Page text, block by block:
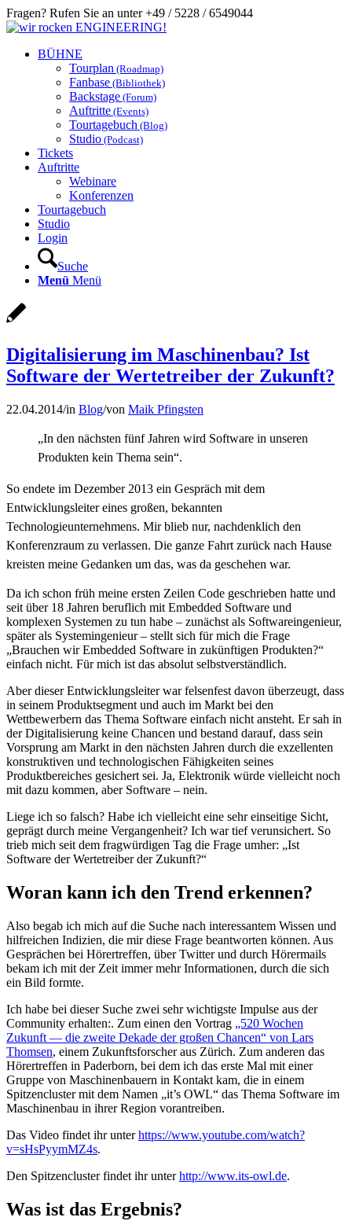
Fragen? Rufen Sie an unter +49 / 5228 / 6549044
BÜHNE
Tourplan (Roadmap)
Fanbase (Bibliothek)
Backstage (Forum)
Auftritte (Events)
Tourtagebuch (Blog)
Studio (Podcast)
Tickets
Auftritte
Webinare
Konferenzen
Tourtagebuch
Studio
Login
Suche
Menü Menü
Digitalisierung im Maschinenbau? Ist
Software der Wertetreiber der Zukunft?
22.04.2014/in Blog/von Maik Pfingsten
„In den nächsten fünf Jahren wird Software in unseren
Produkten kein Thema sein“.
So endete im Dezember 2013 ein Gespräch mit dem
Entwicklungsleiter eines großen, bekannten
Technologieunternehmens. Mir blieb nur, nachdenklich den
Konferenzraum zu verlassen. Die ganze Fahrt zurück nach Hause
kreisten meine Gedanken um das, was da geschehen war.
Da ich schon früh meine ersten Zeilen Code geschrieben hatte und
seit über 18 Jahren beruflich mit Embedded Software und
komplexen Systemen zu tun habe – zunächst als Softwareingenieur,
später als Systemingenieur – stellt sich für mich die Frage
„Brauchen wir Embedded Software in zukünftigen Produkten?“
einfach nicht. Für mich ist das absolut selbstverständlich.
Aber dieser Entwicklungsleiter war felsenfest davon überzeugt, dass
in seinem Produktsegment und auch im Markt bei den
Wettbewerbern das Thema Software einfach nicht ansteht. Er sah in
der Digitalisierung keine Chancen und bestand darauf, dass sein
Vorsprung am Markt in den nächsten Jahren durch die exzellenten
konstruktiven und technologischen Fähigkeiten seines
Produktbereiches gesichert sei. Ja, Elektronik würde vielleicht noch
mit dazu kommen, aber Software – nein.
Liege ich so falsch? Habe ich vielleicht eine sehr einseitige Sicht,
geprägt durch meine Vergangenheit? Ich war tief verunsichert. So
trieb mich seit dem fragwürdigen Tag die Frage umher: „Ist
Software der Wertetreiber der Zukunft?“
Woran kann ich den Trend erkennen?
Also begab ich mich auf die Suche nach interessantem Wissen und
hilfreichen Indizien, die mir diese Frage beantworten können. Aus
Gesprächen bei Hörertreffen, über Twitter und durch Hörermails
bekam ich mit der Zeit immer mehr Informationen, durch die sich
ein Bild formte.
Ich habe bei dieser Suche zwei sehr wichtigste Impulse aus der
Community erhalten:. Zum einen den Vortrag „520 Wochen
Zukunft — die zweite Dekade der großen Chancen“ von Lars
Thomsen, einem Zukunftsforscher aus Zürich. Zum anderen das
Hörertreffen in Paderborn, bei dem ich das erste Mal mit einer
Gruppe von Maschinenbauern in Kontakt kam, die in einem
Spitzencluster mit dem Namen „it’s OWL“ das Thema Software im
Maschinenbau in ihrer Region vorantreiben.
Das Video findet ihr unterhttps://www.youtube.com/watch?
v=sHsPyymMZ4s.
Den Spitzencluster findet ihr unterhttp://www.its-owl.de.
Was ist das Ergebnis?